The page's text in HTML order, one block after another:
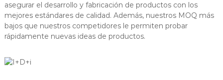
asegurar el desarrollo y fabricación de productos con los
mejores estándares de calidad. Además, nuestros MOQ más
bajos que nuestros competidores le permiten probar
rápidamente nuevas ideas de productos.